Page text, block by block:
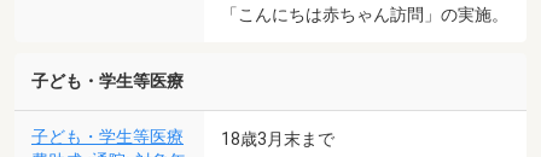
「こんにちは赤ちゃん訪問」の実施。
子ども・学生等医療
子ども・学生等医療
18歳3月末まで